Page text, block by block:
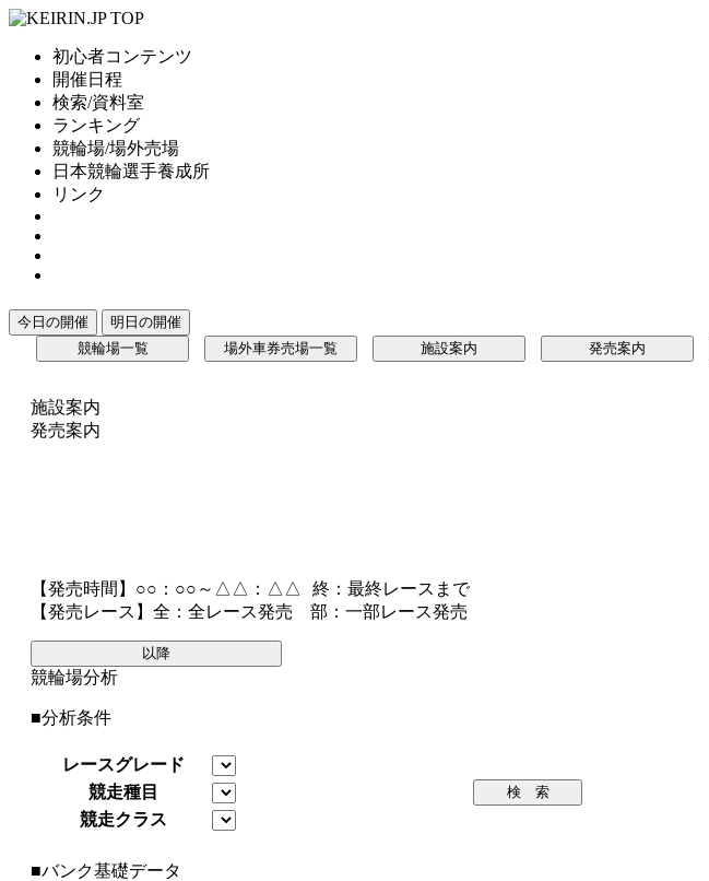
初心者コンテンツ
開催日程
検索/資料室
ランキング
競輪場/場外売場
日本競輪選手養成所
リンク
今日の開催
明日の開催
競輪場一覧
場外車券売場一覧 施設案内 発売案内
施設案内
発売案内
【発売時間】 ○○：○○～△△：△△ 終 ：最終レースまで
【発売レース】 全 ：全レース発売 部 ：一部レース発売
以降
競輪場分析
■分析条件
レースグレード
検 索
競走種目
競走クラス
■バンク基礎データ